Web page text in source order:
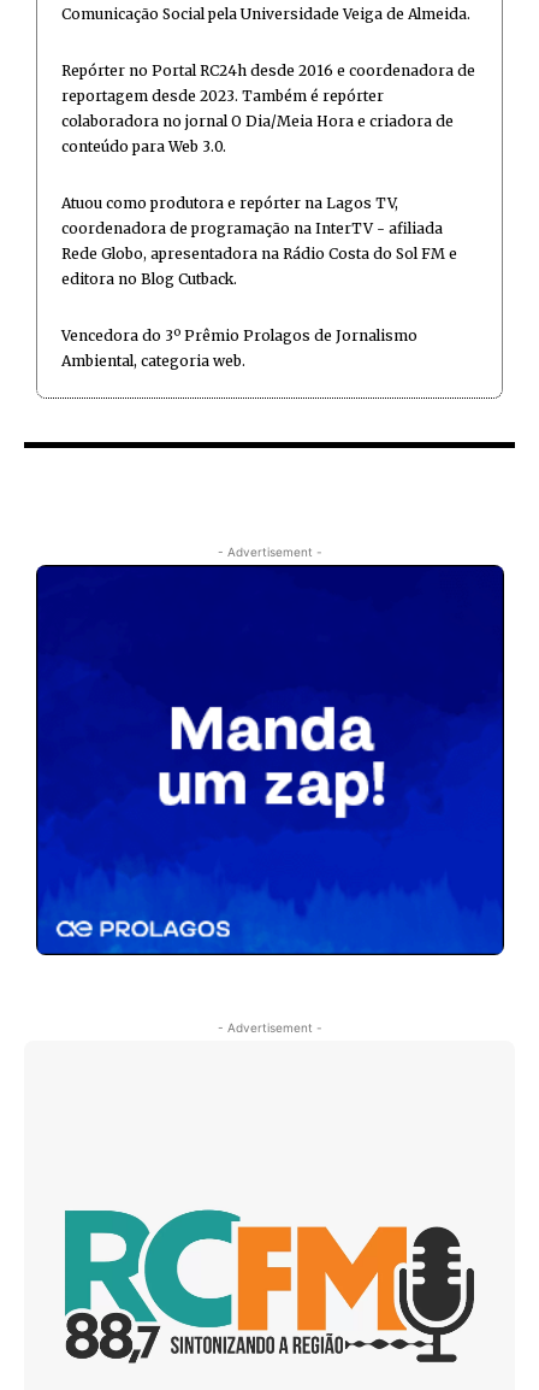
Comunicação Social pela Universidade Veiga de Almeida.
Repórter no Portal RC24h desde 2016 e coordenadora de
reportagem desde 2023. Também é repórter
colaboradora no jornal O Dia/Meia Hora e criadora de
conteúdo para Web 3.0.
Atuou como produtora e repórter na Lagos TV,
coordenadora de programação na InterTV - afiliada
Rede Globo, apresentadora na Rádio Costa do Sol FM e
editora no Blog Cutback.
Vencedora do 3º Prêmio Prolagos de Jornalismo
Ambiental, categoria web.
- Advertisement -
- Advertisement -